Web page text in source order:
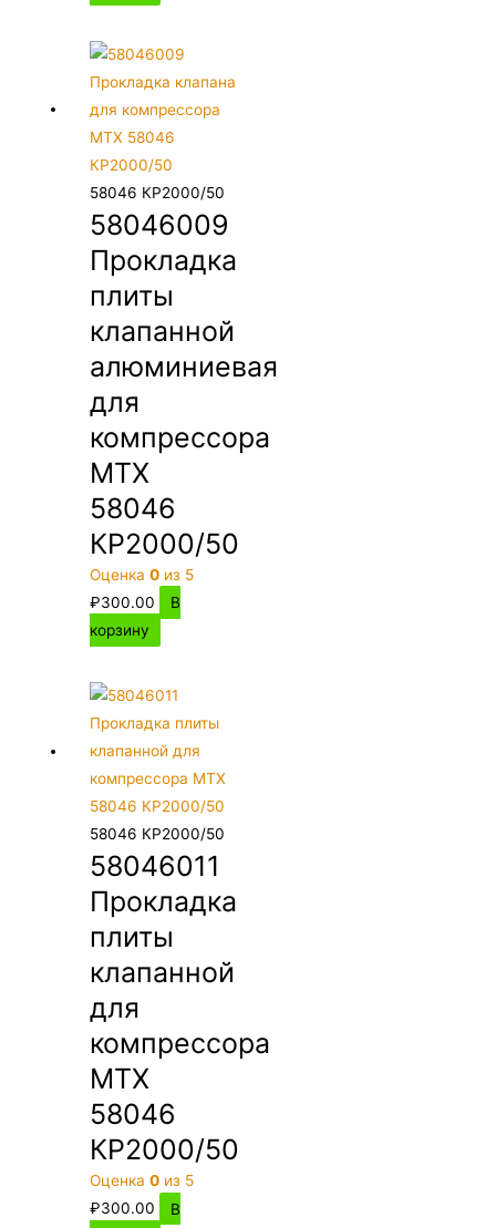
58046 КР2000/50
58046009
Прокладка
плиты
клапанной
алюминиевая
для
компрессора
MTX
58046
КР2000/50
Оценка0 из 5
₽300.00
В
корзину
58046 КР2000/50
58046011
Прокладка
плиты
клапанной
для
компрессора
MTX
58046
КР2000/50
Оценка0 из 5
₽300.00
В